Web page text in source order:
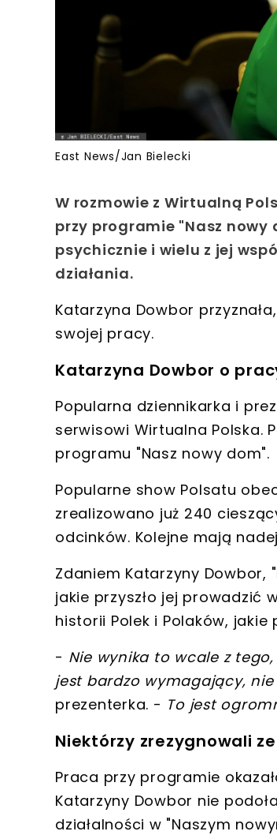
East News/Jan Bielecki
W rozmowie z Wirtualną
przy programie "Nasz nowy
psychicznie i wielu z jej
działania.
Katarzyna Dowbor
swojej pracy.
Katarzyna Dowbor o
Popularna dziennikarka i
serwisowi Wirtualna Polska.
programu "Nasz nowy dom".
Popularne show Polsatu
zrealizowano już 240
odcinków. Kolejne mają
Zdaniem Katarzyny Dowbor,
jakie przyszło jej prowadzić
historii Polek i Polaków,
- Nie wynika to wcale z
jest bardzo wymagający,
prezenterka. - To jest
Niektórzy zrezygnowali
Praca przy programie
Katarzyny Dowbor nie
działalności w "Naszym